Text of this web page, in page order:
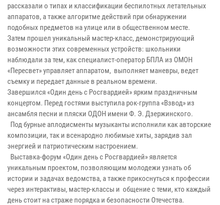
рассказали о типах и классификации беспилотных летательных
аппаратов, а также алгоритме действий при обнаружении
подобных предметов на улице или в общественном месте.
Затем прошел уникальный мастер-класс, демонстрирующий
возможности этих современных устройств: школьники
наблюдали за тем, как специалист-оператор БПЛА из ОМОН
«Пересвет» управляет аппаратом, выполняет маневры, ведет
съемку и передает данные в реальном времени.
Завершился «Один день с Росгвардией» ярким праздничным
концертом. Перед гостями выступила рок-группа «Взвод» из
ансамбля песни и пляски ОДОН имени Ф. Э. Дзержинского.
Под бурные аплодисменты музыканты исполнили как авторские
композиции, так и всенародно любимые хиты, зарядив зал
энергией и патриотическим настроением.
Выставка-форум «Один день с Росгвардией» является
уникальным проектом, позволяющим молодежи узнать об
истории и задачах ведомства, а также прикоснуться к профессии
через интерактивы, мастер-классы и общение с теми, кто каждый
день стоит на страже порядка и безопасности Отечества.